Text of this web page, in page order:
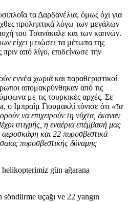
τα Δαρδανέλια, όμως όχι για
προληπτικά λόγω των μεγάλων
του Τσανάκαλε και των καπνών.
είχει μειώσει τα μέτωπα της
από λίγο, επιδείνωσε την
εννέα χωριά και παραθεριστικοί
απομακρύνθηκαν από τις
με τις τουρκικές αρχές. Σε
Ιμπραΐμ Γιουμακλί τόνισε ότι «τα
να επιχειρούν τη νύχτα, έκαναν
στιγμής, η εναέρια επέμβασή μας
αεροσκάφη και 22 πυροσβεστικά
πυροσβεστικής δύναμης
gün ağarana
söndürme uçağı ve 22 yangın